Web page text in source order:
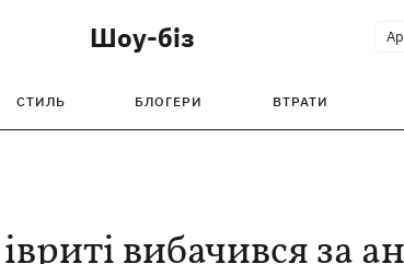
Шоу-біз
СТИЛЬ БЛОГЕРИ ВТРАТИ
вибачився за